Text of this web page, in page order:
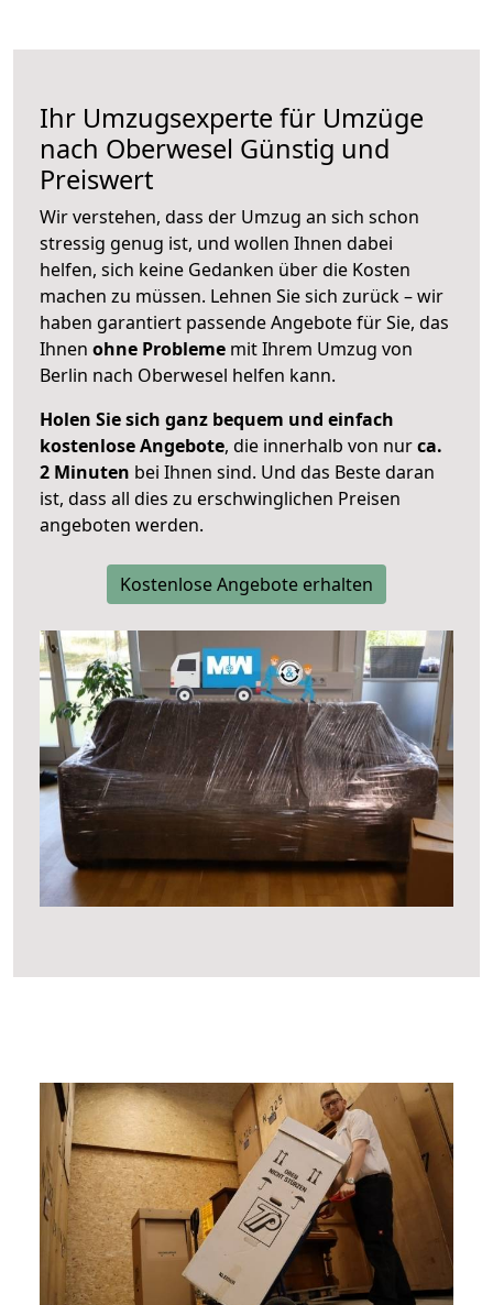
Ihr Umzugsexperte für Umzüge
nach Oberwesel Günstig und
Preiswert
Wir verstehen, dass der Umzug an sich schon
stressig genug ist, und wollen Ihnen dabei
helfen, sich keine Gedanken über die Kosten
machen zu müssen. Lehnen Sie sich zurück – wir
haben garantiert passende Angebote für Sie, das
Ihnen ohne Probleme mit Ihrem Umzug von
Berlin nach Oberwesel helfen kann.
Holen Sie sich ganz bequem und einfach
kostenlose Angebote, die innerhalb von nurca.
2 Minuten bei Ihnen sind. Und das Beste daran
ist, dass all dies zu erschwinglichen Preisen
angeboten werden.
Kostenlose Angebote erhalten